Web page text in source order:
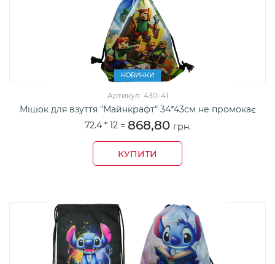
НОВИНКИ
Артикул: 430-41
Мішок для взуття "Майнкрафт" 34*43см не промокає
72.4 * 12= 868,80 грн.
КУПИТИ